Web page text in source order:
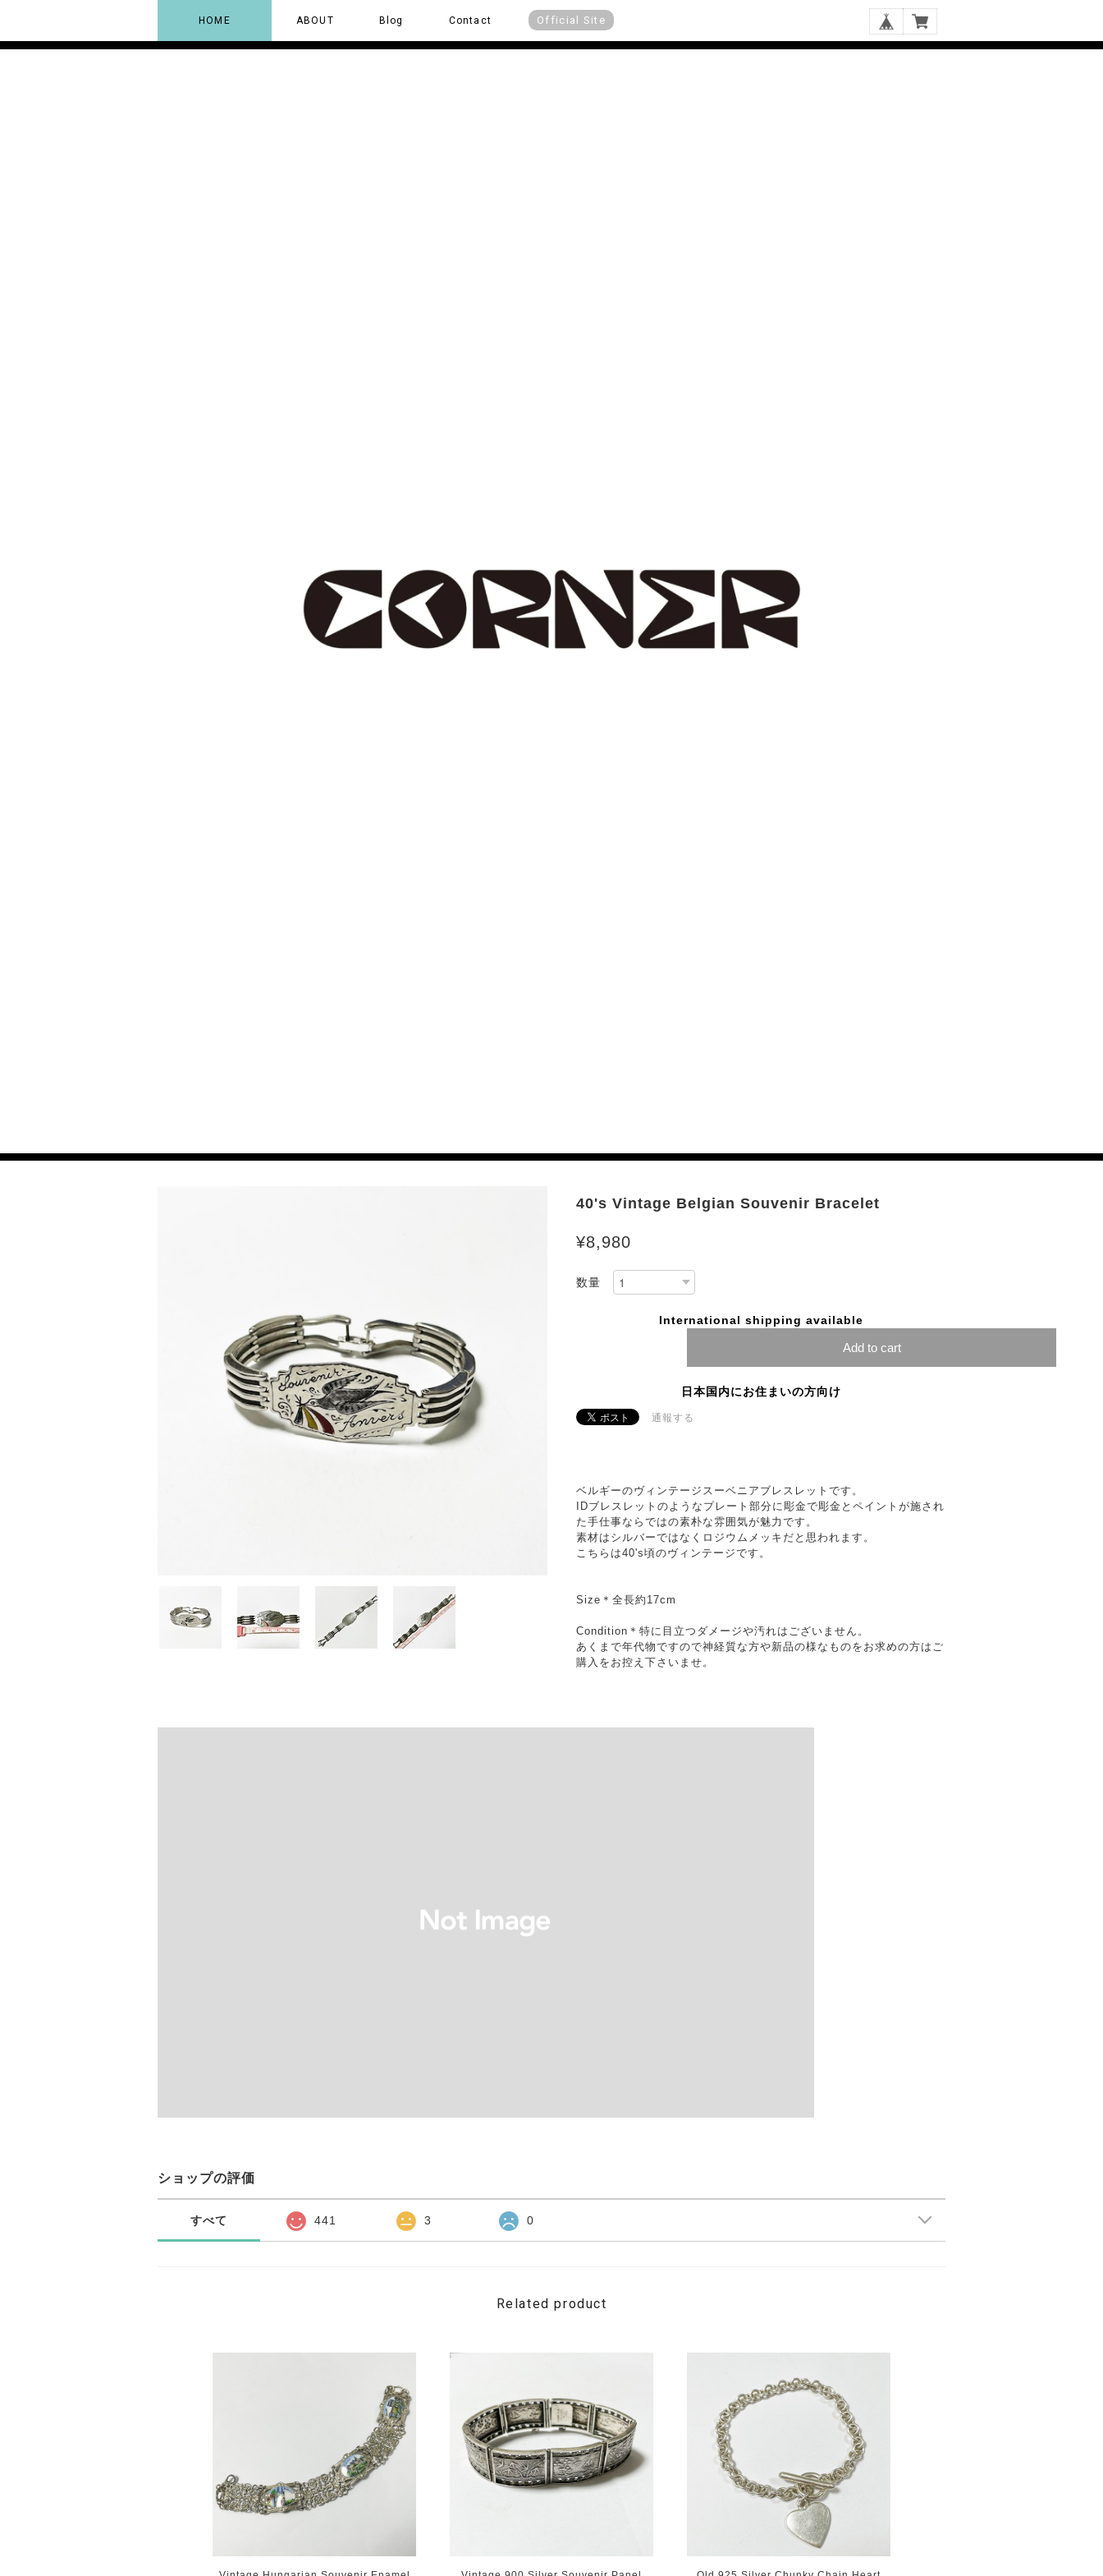
HOME ABOUT Blog Contact Official Site
40's Vintage Belgian Souvenir Bracelet
¥8,980
数量
International shipping available
Add to cart
日本国内にお住まいの方向け
通報する
ベルギーのヴィンテージスーベニアブレスレットです。
IDブレスレットのようなプレート部分に彫金で彫金とペイントが施され
た手仕事ならではの素朴な雰囲気が魅力です。
素材はシルバーではなくロジウムメッキだと思われます。
こちらは40's頃のヴィンテージです。
Size＊全長約17cm
Condition＊特に目立つダメージや汚れはございません。
あくまで年代物ですので神経質な方や新品の様なものをお求めの方はご
購入をお控え下さいませ。
ショップの評価
すべて 441 3 0
Related product